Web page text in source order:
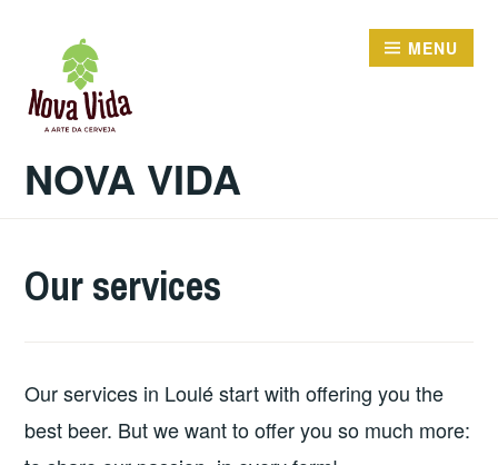
content
NOVA VIDA
MENU
Our services
Our services in Loulé start with offering you the
best beer. But we want to offer you so much more: